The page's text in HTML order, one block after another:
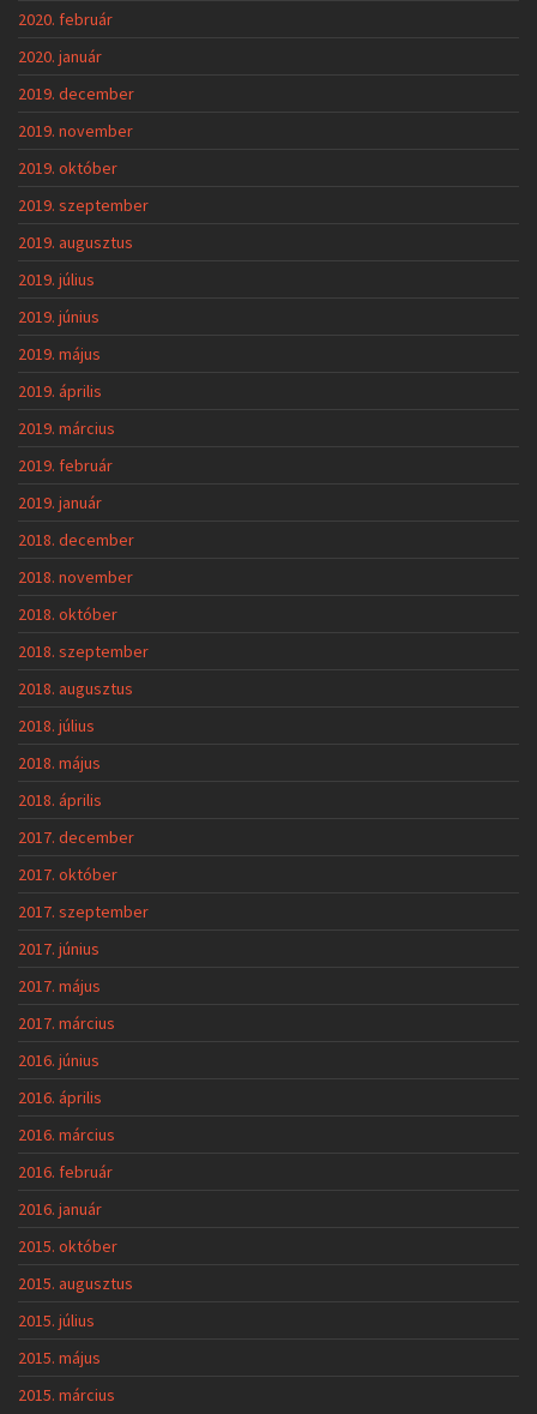
2020. február
2020. január
2019. december
2019. november
2019. október
2019. szeptember
2019. augusztus
2019. július
2019. június
2019. május
2019. április
2019. március
2019. február
2019. január
2018. december
2018. november
2018. október
2018. szeptember
2018. augusztus
2018. július
2018. május
2018. április
2017. december
2017. október
2017. szeptember
2017. június
2017. május
2017. március
2016. június
2016. április
2016. március
2016. február
2016. január
2015. október
2015. augusztus
2015. július
2015. május
2015. március